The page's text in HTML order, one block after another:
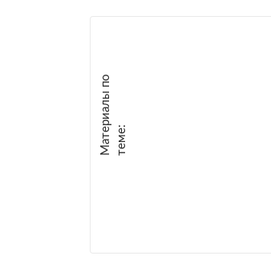
М
а
т е
р
и
а
л
ы
п
о
т
е
м
е :